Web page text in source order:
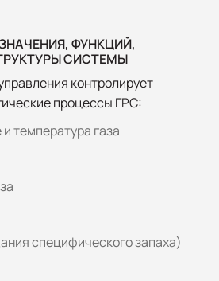
ФУНКЦИЙ,
СИСТЕМЫ
контролирует
процессы ГРС:
температура газа
специфического запаха)